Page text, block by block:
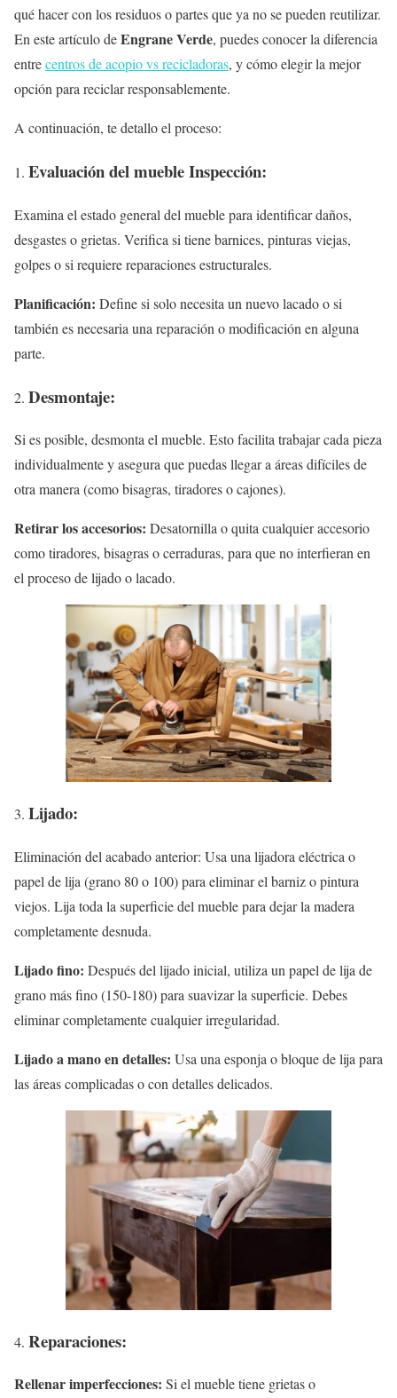
qué hacer con los residuos o partes que ya no se pueden reutilizar.
En este artículo deEngrane Verde, puedes conocer la diferencia
entrecentros de acopio vs recicladoras, y cómo elegir la mejor
opción para reciclar responsablemente.
A continuación, te detallo el proceso:
Evaluación del mueble Inspección:
Examina el estado general del mueble para identificar daños,
desgastes o grietas. Verifica si tiene barnices, pinturas viejas,
golpes o si requiere reparaciones estructurales.
Planificación: Define si solo necesita un nuevo lacado o si
también es necesaria una reparación o modificación en alguna
parte.
Desmontaje:
Si es posible, desmonta el mueble. Esto facilita trabajar cada pieza
individualmente y asegura que puedas llegar a áreas difíciles de
otra manera (como bisagras, tiradores o cajones).
Retirar los accesorios: Desatornilla o quita cualquier accesorio
como tiradores, bisagras o cerraduras, para que no interfieran en
el proceso de lijado o lacado.
Lijado:
Eliminación del acabado anterior: Usa una lijadora eléctrica o
papel de lija (grano 80 o 100) para eliminar el barniz o pintura
viejos. Lija toda la superficie del mueble para dejar la madera
completamente desnuda.
Lijado fino: Después del lijado inicial, utiliza un papel de lija de
grano más fino (150-180) para suavizar la superficie. Debes
eliminar completamente cualquier irregularidad.
Lijado a mano en detalles: Usa una esponja o bloque de lija para
las áreas complicadas o con detalles delicados.
Reparaciones:
Rellenar imperfecciones: Si el mueble tiene grietas o